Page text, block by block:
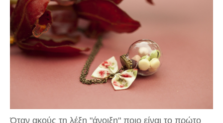
Όταν ακούς τη λέξη "άνοιξη" ποιο είναι το πρώτο